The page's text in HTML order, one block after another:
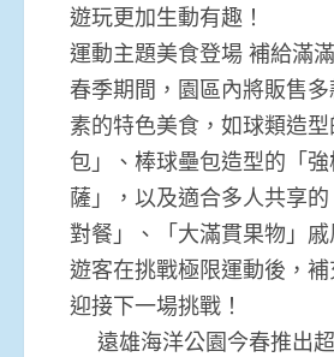
遊玩更加生動有趣！
運動主題美食登場 補給滿
春季期間，園區內將販售
素的特色美食，如球類造
包」、棒球壘包造型的「
薩」，以及適合多人共享
對餐」、「大滿貫果物」
遊客在挑戰極限運動後，補
迎接下一場挑戰！
遠雄海洋公園今春推出